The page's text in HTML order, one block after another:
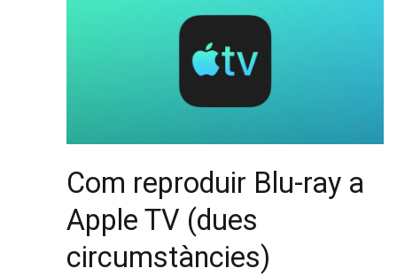
Com reproduir Blu-ray a
Apple TV (dues
circumstàncies)